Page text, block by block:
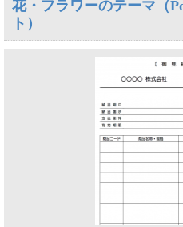
花・フラワーのテーマ（
ト）